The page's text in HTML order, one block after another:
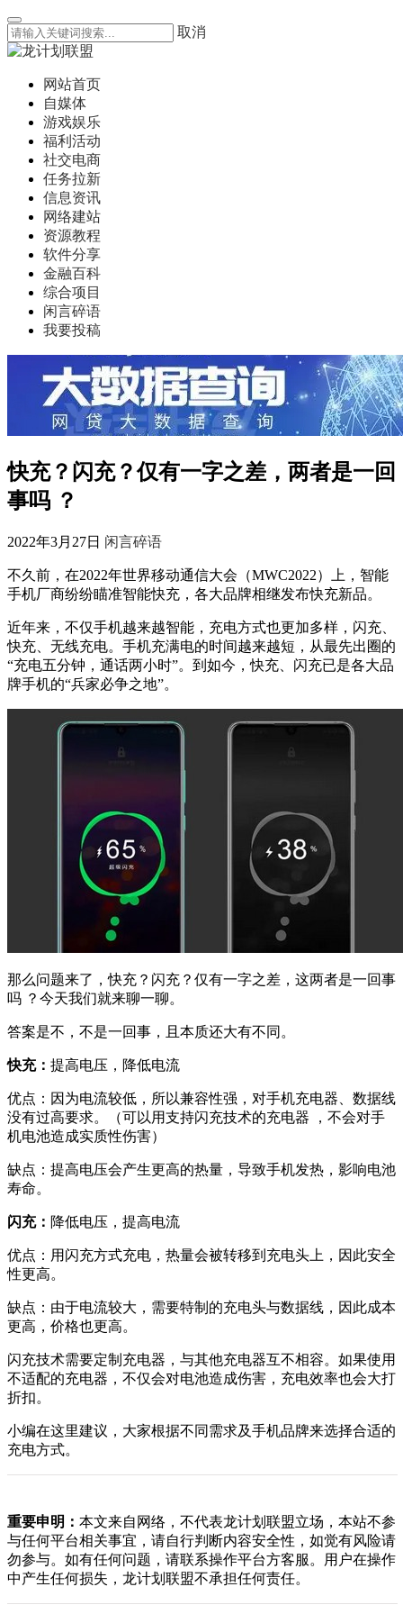
取消
网站首页
自媒体
游戏娱乐
福利活动
社交电商
任务拉新
信息资讯
网络建站
资源教程
软件分享
金融百科
综合项目
闲言碎语
我要投稿
快充？闪充？仅有一字之差，两者是一回
事吗 ？
2022年3月27日 闲言碎语
不久前，在2022年世界移动通信大会（MWC2022）上，智能
手机厂商纷纷瞄准智能快充，各大品牌相继发布快充新品。
近年来，不仅手机越来越智能，充电方式也更加多样，闪充、
快充、无线充电。手机充满电的时间越来越短，从最先出圈的
“充电五分钟，通话两小时”。到如今，快充、闪充已是各大品
牌手机的“兵家必争之地”。
那么问题来了，快充？闪充？仅有一字之差，这两者是一回事
吗 ？今天我们就来聊一聊。
答案是不，不是一回事，且本质还大有不同。
快充： 提高电压，降低电流
优点：因为电流较低，所以兼容性强，对手机充电器、数据线
没有过高要求。（可以用支持闪充技术的充电器 ，不会对手
机电池造成实质性伤害）
缺点：提高电压会产生更高的热量，导致手机发热，影响电池
寿命。
闪充： 降低电压，提高电流
优点：用闪充方式充电，热量会被转移到充电头上，因此安全
性更高。
缺点：由于电流较大，需要特制的充电头与数据线，因此成本
更高，价格也更高。
闪充技术需要定制充电器，与其他充电器互不相容。如果使用
不适配的充电器，不仅会对电池造成伤害，充电效率也会大打
折扣。
小编在这里建议，大家根据不同需求及手机品牌来选择合适的
充电方式。
重要申明： 本文来自网络，不代表龙计划联盟立场，本站不参
与任何平台相关事宜，请自行判断内容安全性，如觉有风险请
勿参与。如有任何问题，请联系操作平台方客服。用户在操作
中产生任何损失，龙计划联盟不承担任何责任。